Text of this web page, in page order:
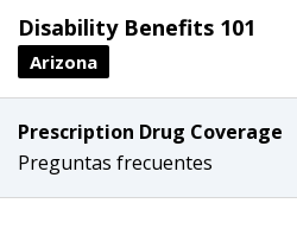
Disability Benefits 101
Arizona
Prescription Drug Coverage
Preguntas frecuentes